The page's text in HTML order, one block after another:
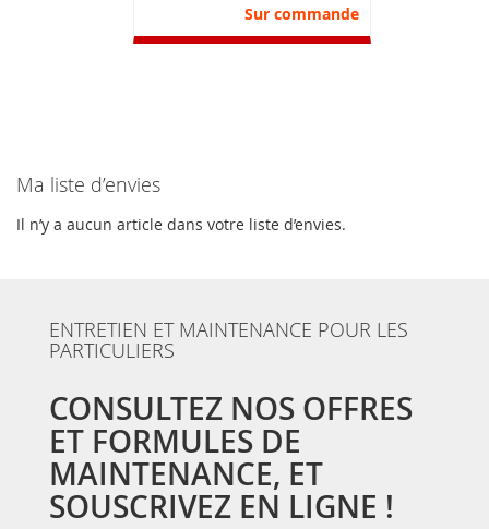
Sur commande
Ma liste d’envies
Il n’y a aucun article dans votre liste d’envies.
ENTRETIEN ET MAINTENANCE POUR LES
PARTICULIERS
CONSULTEZ NOS OFFRES
ET FORMULES DE
MAINTENANCE, ET
SOUSCRIVEZ EN LIGNE !